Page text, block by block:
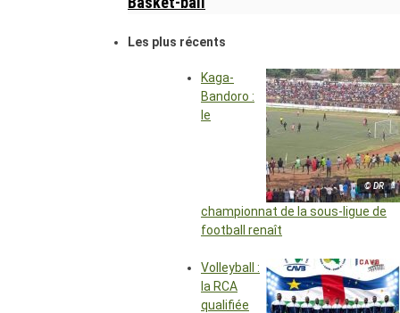
Les plus récents
© DR
Kaga-
Bandoro :
le
championnat de la sous-ligue de
football renaît
Volleyball :
la RCA
qualifiée